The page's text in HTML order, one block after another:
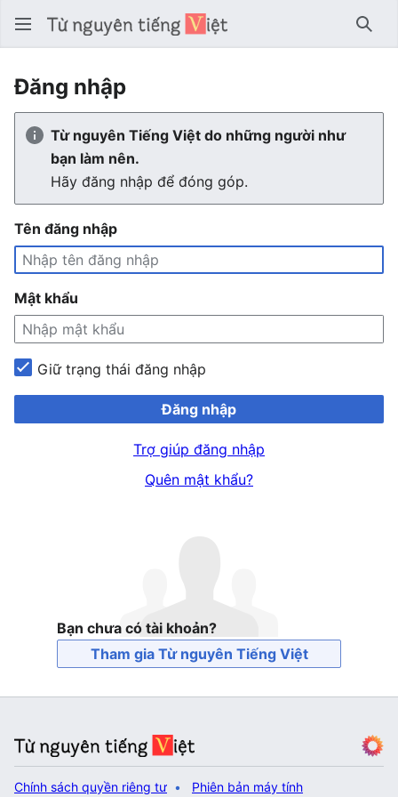
Tìm
Đăng nhập
Từ nguyên Tiếng Việt do những người như
bạn làm nên.
Hãy đăng nhập để đóng góp.
Tên đăng nhập
Mật khẩu
Giữ trạng thái đăng nhập
Đăng nhập
Trợ giúp đăng nhập
Quên mật khẩu?
Bạn chưa có tài khoản?
Tham gia Từ nguyên Tiếng Việt
Chính sách quyền riêng tư Phiên bản máy tính